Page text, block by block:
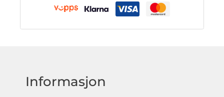
Informasjon